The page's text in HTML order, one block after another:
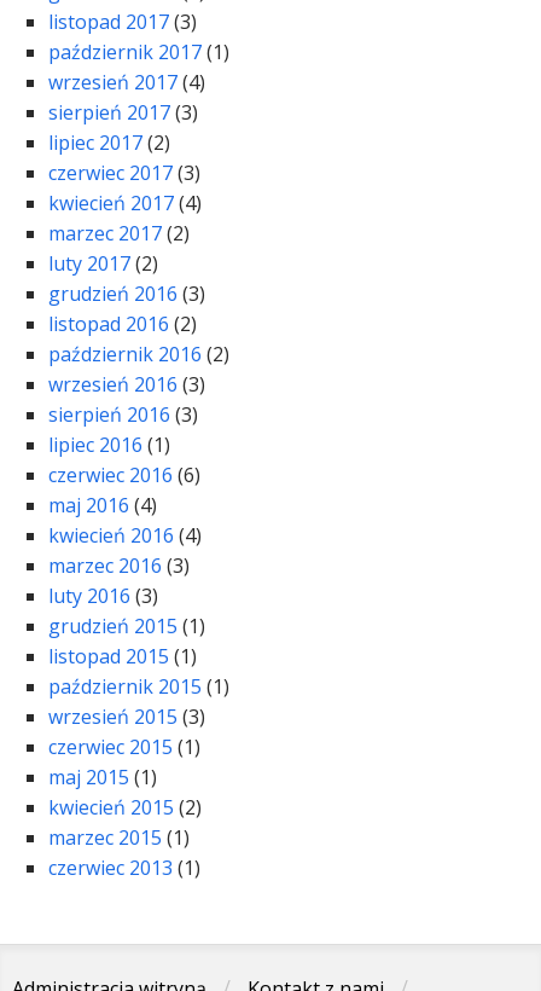
listopad 2017(3)
październik 2017(1)
wrzesień 2017(4)
sierpień 2017(3)
lipiec 2017(2)
czerwiec 2017(3)
kwiecień 2017(4)
marzec 2017(2)
luty 2017(2)
grudzień 2016 (3)
listopad 2016 (2)
październik 2016 (2)
wrzesień 2016 (3)
sierpień 2016 (3)
lipiec 2016 (1)
czerwiec 2016 (6)
maj 2016 (4)
kwiecień 2016 (4)
marzec 2016 (3)
luty 2016 (3)
grudzień 2015 (1)
listopad 2015 (1)
październik 2015 (1)
wrzesień 2015 (3)
czerwiec 2015 (1)
maj 2015 (1)
kwiecień 2015 (2)
marzec 2015 (1)
czerwiec 2013 (1)